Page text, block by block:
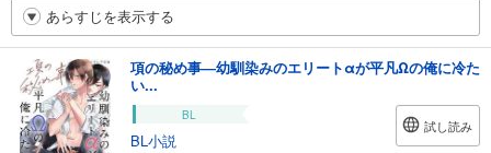
あらすじを表示する
項の秘め事―幼馴染みのエリートαが平凡Ωの俺に冷た
い...
BL
BL小説
試し読み